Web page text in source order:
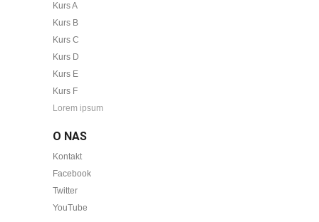
Kurs A
Kurs B
Kurs C
Kurs D
Kurs E
Kurs F
Lorem ipsum
O NAS
Kontakt
Facebook
Twitter
YouTube